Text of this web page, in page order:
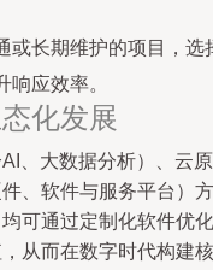
或长期维护的项目，选
应效率。
化发展
、大数据分析）、云原
、软件与服务平台）方
可通过定制化软件优化
从而在数字时代构建核